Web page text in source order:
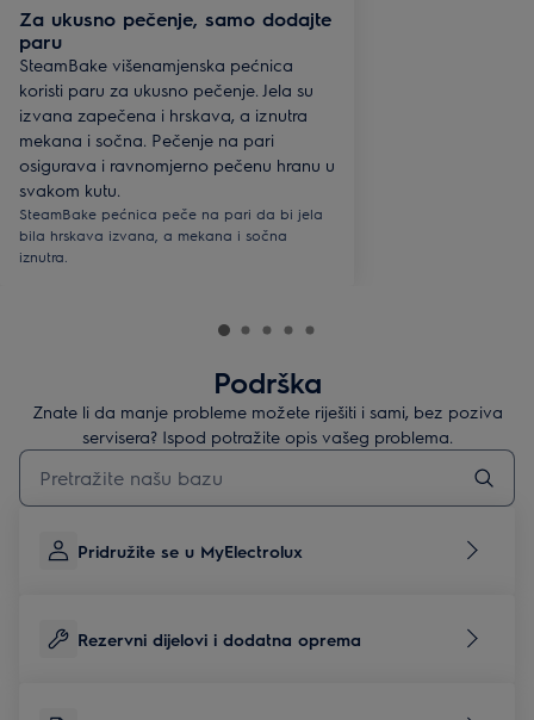
Za ukusno pečenje, samo dodajte
paru
SteamBake višenamjenska pećnica
koristi paru za ukusno pečenje. Jela su
izvana zapečena i hrskava, a iznutra
mekana i sočna. Pečenje na pari
osigurava i ravnomjerno pečenu hranu u
svakom kutu.
SteamBake pećnica peče na pari da bi jela
bila hrskava izvana, a mekana i sočna
iznutra.
Podrška
Znate li da manje probleme možete riješiti i sami, bez poziva
servisera? Ispod potražite opis vašeg problema.
Upišite za pretraživanje članaka podrške
Pridružite se u MyElectrolux
Rezervni dijelovi i dodatna oprema